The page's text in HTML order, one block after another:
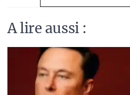
A lire aussi :